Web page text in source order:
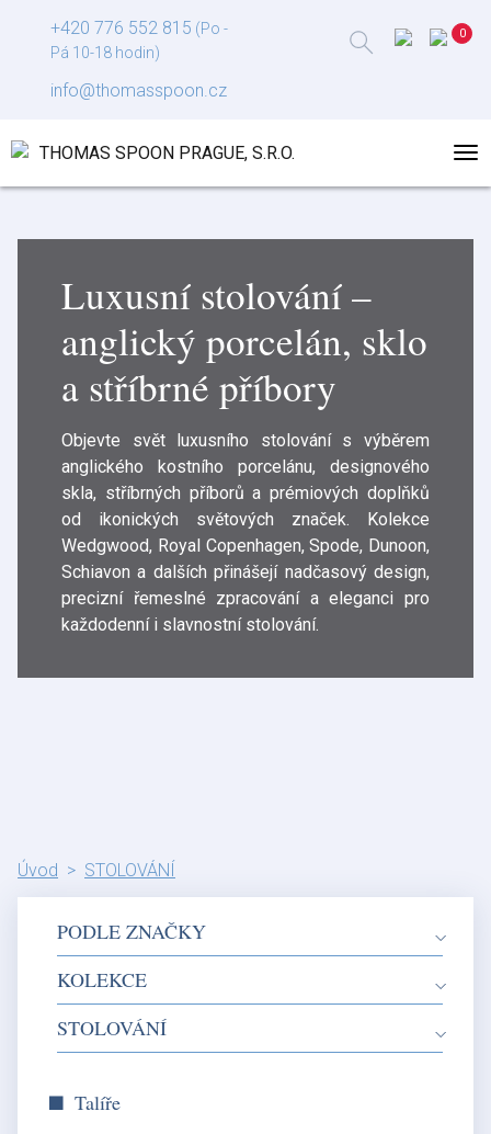
+420 776 552 815 (Po -
Pá 10-18 hodin)
info@thomasspoon.cz
Luxusní stolování –
anglický porcelán, sklo
a stříbrné příbory
Objevte svět luxusního stolování s výběrem
anglického kostního porcelánu, designového
skla, stříbrných příborů a prémiových doplňků
od ikonických světových značek. Kolekce
Wedgwood, Royal Copenhagen, Spode, Dunoon,
Schiavon a dalších přinášejí nadčasový design,
precizní řemeslné zpracování a eleganci pro
každodenní i slavnostní stolování.
Úvod STOLOVÁNÍ
PODLE ZNAČKY
KOLEKCE
STOLOVÁNÍ
Talíře